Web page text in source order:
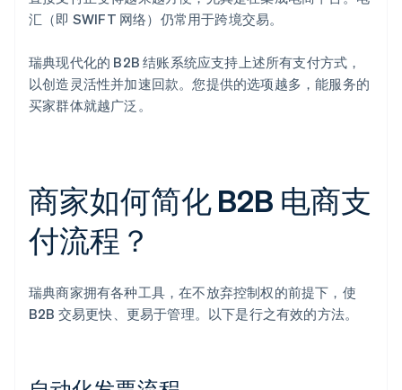
汇（即 SWIFT 网络）仍常用于跨境交易。
瑞典现代化的 B2B 结账系统应支持上述所有支付方式，
以创造灵活性并加速回款。您提供的选项越多，能服务的
买家群体就越广泛。
商家如何简化 B2B 电商支
付流程？
瑞典商家拥有各种工具，在不放弃控制权的前提下，使
B2B 交易更快、更易于管理。以下是行之有效的方法。